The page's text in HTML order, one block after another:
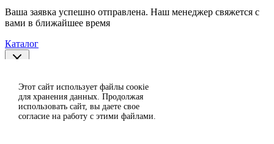
Ваша заявка успешно отправлена. Наш менеджер свяжется с
вами в ближайшее время
Каталог
Спасибо за отзыв!
Ваш отзыв отправлен на модерацию и появится на сайте
Этот сайт использует файлы сoокіе
для хранения данных. Продолжая
использовать сайт, вы даете свое
согласие на работу с этими файлами.